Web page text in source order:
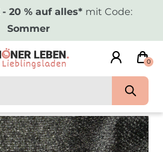
- 20 % auf alles* mit Code:
Sommer
0